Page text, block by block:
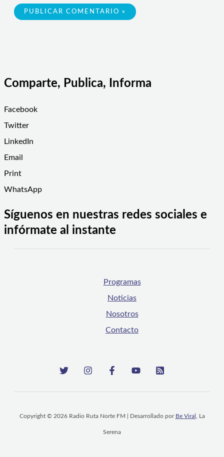
Comparte, Publica, Informa
Facebook
Twitter
LinkedIn
Email
Print
WhatsApp
Síguenos en nuestras redes sociales e
infórmate al instante
Programas
Noticias
Nosotros
Contacto
Copyright © 2026 Radio Ruta Norte FM | Desarrollado por Be Viral , La
Serena